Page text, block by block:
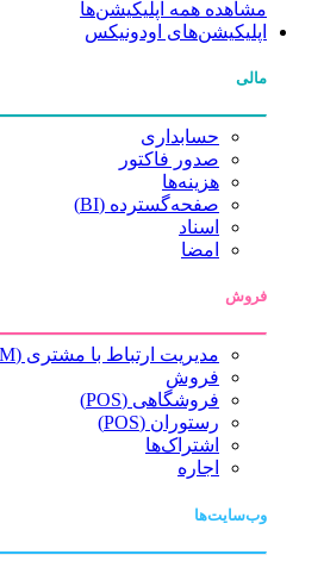
مشاهده همه اپلیکیشن‌ها
اپلیکیشن‌های اودونیکس
مالی
حسابداری
صدور فاکتور
هزینه‌ها
صفحه‌گسترده (BI)
اسناد
امضا
فروش
مدیریت ارتباط با مشتری (CRM)
فروش
فروشگاهی (POS)
رستوران (POS)
اشتراک‌ها
اجاره
وب‌سایت‌ها